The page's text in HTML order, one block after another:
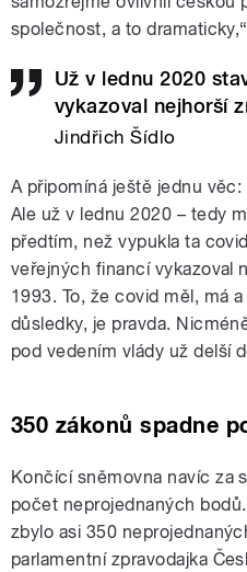
společnost, a to
Už v lednu 2020
vykazoval nejhorší
Jindřich Šídlo
A připomíná ještě jednu
Ale už v lednu 2020 – tedy
předtím, než vypukla ta
veřejných financí vykazoval
1993. To, že covid měl, má
důsledky, je pravda.
pod vedením vlády už delší
350 zákonů spadne
Končící sněmovna navíc za
počet neprojednaných
zbylo asi 350
parlamentní zpravodajka